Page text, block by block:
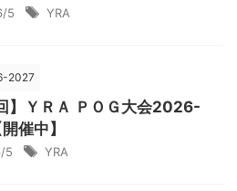
5 YRA
2027
】ＹＲＡ ＰＯＧ大会2026-
催中】
5 YRA